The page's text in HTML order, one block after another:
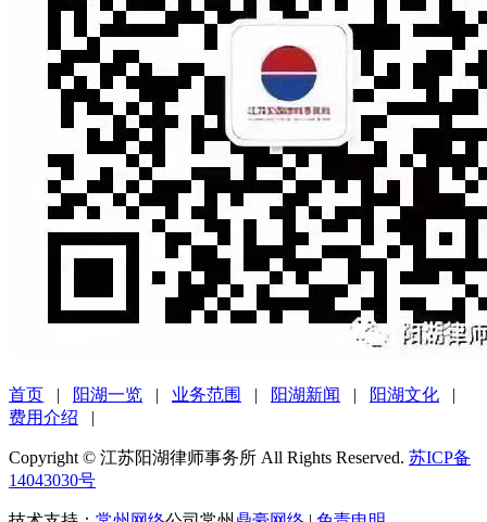
首页 | 阳湖一览 | 业务范围 | 阳湖新闻 | 阳湖文化 |
费用介绍 |
Copyright © 江苏阳湖律师事务所 All Rights Reserved. 苏ICP备
14043030号